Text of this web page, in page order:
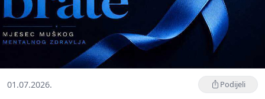
01.07.2026. Podijeli